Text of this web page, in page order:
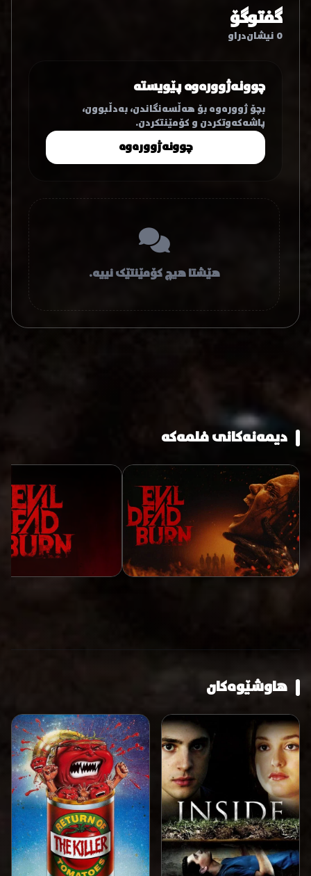
گفتوگۆ
0 نیشان‌دراو
چوونەژوورەوە پێویستە
بچۆ ژوورەوە بۆ هەڵسەنگاندن، بەدڵبوون،
پاشەکەوتکردن و کۆمێنتکردن.
چوونەژوورەوە
هێشتا هیچ کۆمێنتێک نییە.
دیمەنەکانی فلمەکە
هاوشێوەکان